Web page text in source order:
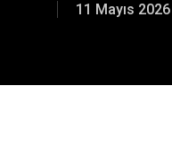
11 Mayıs 2026